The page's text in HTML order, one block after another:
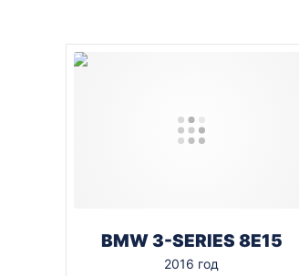
BMW 3-SERIES 8E15
2016 год